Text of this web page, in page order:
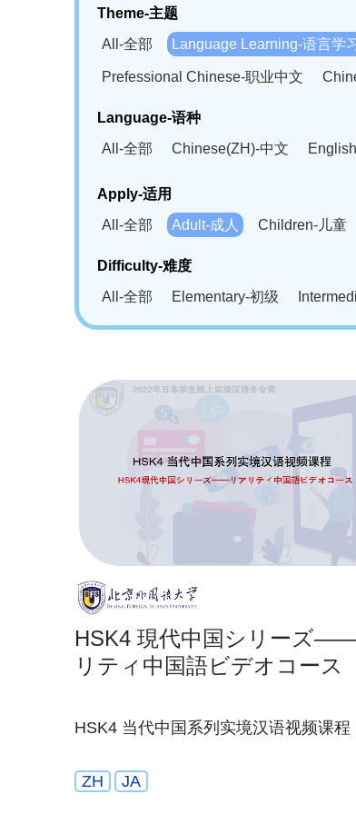
Theme-主题
All-全部
Language Learning-语言学
Prefessional Chinese-职业中文
Language-语种
All-全部
Chinese(ZH)-中文
Bahasa Melayu(MS)-马来语
Swahili(SW)-斯瓦西里语
Apply-适用
All-全部
Adult-成人 Children-儿童
Difficulty-难度
All-全部
Elementary-初级
HSK4 現代中国シリーズ
リティ中国語ビデオコース
HSK4 当代中国系列实境汉语视频课程
ZH JA